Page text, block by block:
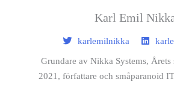
Karl Emil
karlemilnikka
Grundare av Nikka Systems, Årets
2021, författare och småparanoid